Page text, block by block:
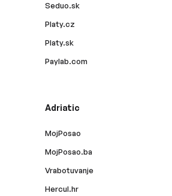
Seduo.sk
Platy.cz
Platy.sk
Paylab.com
Adriatic
MojPosao
MojPosao.ba
Vrabotuvanje
Hercul.hr